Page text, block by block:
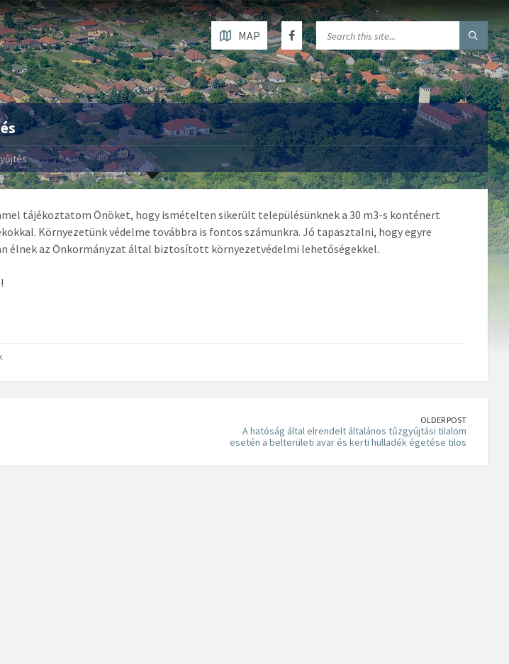
MAP
tájékoztatom Önöket, hogy ismételten sikerült településünknek a 30 m3-s konténert
Környezetünk védelme továbbra is fontos számunkra. Jó tapasztalni, hogy egyre
élnek az Önkormányzat által biztosított környezetvédelmi lehetőségekkel.
OLDER POST
A hatóság által elrendelt általános tűzgyújtási tilalom
esetén a belterületi avar és kerti hulladék égetése tilos